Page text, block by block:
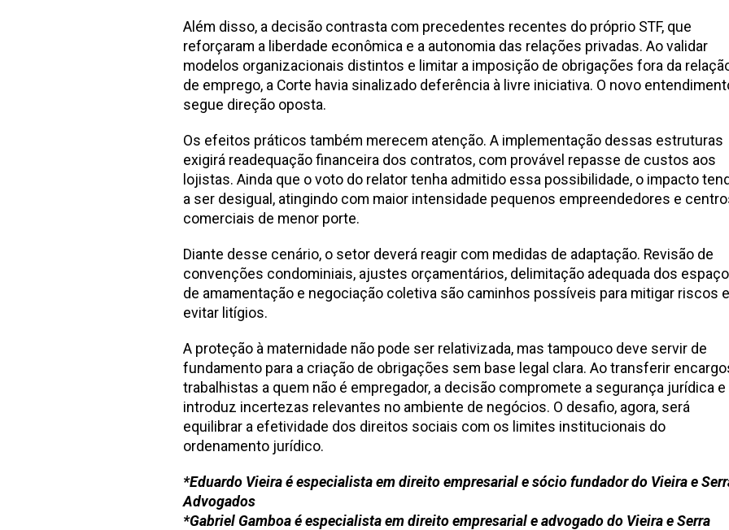
Além disso, a decisão contrasta com precedentes recentes do próprio STF, que
reforçaram a liberdade econômica e a autonomia das relações privadas. Ao validar
modelos organizacionais distintos e limitar a imposição de obrigações fora da
de emprego, a Corte havia sinalizado deferência à livre iniciativa. O novo
segue direção oposta.
Os efeitos práticos também merecem atenção. A implementação dessas estruturas
exigirá readequação financeira dos contratos, com provável repasse de custos aos
lojistas. Ainda que o voto do relator tenha admitido essa possibilidade, o impacto
a ser desigual, atingindo com maior intensidade pequenos empreendedores e
comerciais de menor porte.
Diante desse cenário, o setor deverá reagir com medidas de adaptação. Revisão de
convenções condominiais, ajustes orçamentários, delimitação adequada dos
de amamentação e negociação coletiva são caminhos possíveis para mitigar riscos e
evitar litígios.
A proteção à maternidade não pode ser relativizada, mas tampouco deve servir de
fundamento para a criação de obrigações sem base legal clara. Ao transferir
trabalhistas a quem não é empregador, a decisão compromete a segurança jurídica e
introduz incertezas relevantes no ambiente de negócios. O desafio, agora, será
equilibrar a efetividade dos direitos sociais com os limites institucionais do
ordenamento jurídico.
*Eduardo Vieira é especialista em direito empresarial e sócio fundador do Vieira e
Advogados
*Gabriel Gamboa é especialista em direito empresarial e advogado do Vieira e Serra